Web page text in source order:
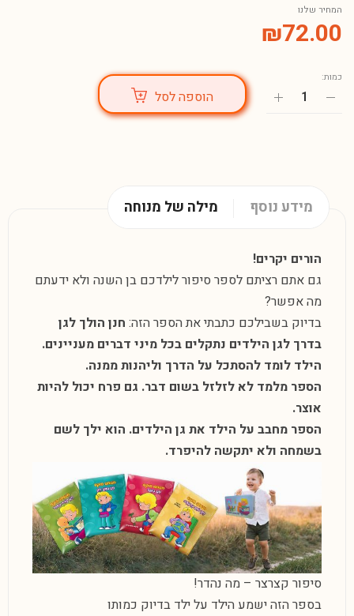
המחיר שלנו
₪72.00
כמות:
הוספה לסל
מילה של מנוחה מידע נוסף
הורים יקרים!
גם אתם רציתם לספר סיפור לילדכם בן השנה ולא ידעתם
מה אפשר?
בדיוק בשבילכם כתבתי את הספר הזה: חנן הולך לגן
בדרך לגן הילדים נתקלים בכל מיני דברים מעניינים.
הילד לומד להסתכל על הדרך וליהנות ממנה.
הספר מלמד לא לזלזל בשום דבר. גם פרח יכול להיות
אוצר.
הספר מחבב על הילד את גן הילדים. הוא ילך לשם
בשמחה ולא יתקשה להיפרד.
סיפור קצרצר – מה נהדר!
בספר הזה ישמע הילד על ילד בדיוק כמותו